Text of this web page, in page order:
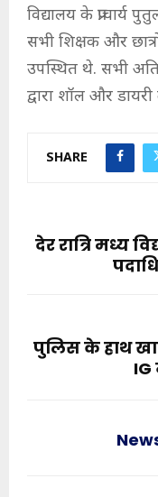
विद्यालय के प्राचार्य
सभी शिक्षक और
उपस्थित थे. सभी
द्वारा शॉल और
SHARE
देर रात्रि मध्य
पुलिस के हाथ
IG